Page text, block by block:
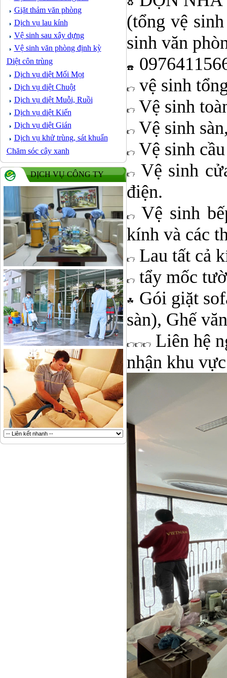
Giặt thảm văn phòng
Dịch vụ lau kính
Vệ sinh sau xây dựng
Vệ sinh văn phòng định kỳ
Diệt côn trùng
Dịch vụ diệt Mối Mọt
Dịch vụ diệt Chuột
Dịch vụ diệt Muỗi, Ruồi
Dịch vụ diệt Kiến
Dịch vụ diệt Gián
Dịch vụ khử trùng, sát khuẩn
Chăm sóc cây xanh
DỊCH VỤ CÔNG TY
(tổng vệ
sinh văn
vệ sinh
Vệ sinh
Vệ sinh
Vệ sinh
Vệ sinh
điện.
Vệ sinh
kính và các
Lau tất cả
tẩy mốc
Gói giặt
sàn), Ghế
Liên hệ
nhận khu